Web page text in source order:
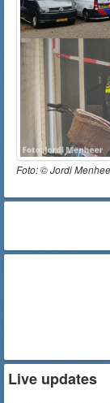
Foto: ©Jordi
Live updates